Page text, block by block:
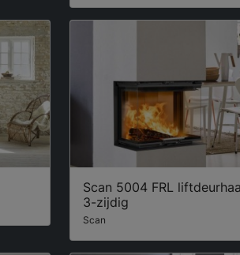
Scan 5004 FRL
3-zijdig
Scan